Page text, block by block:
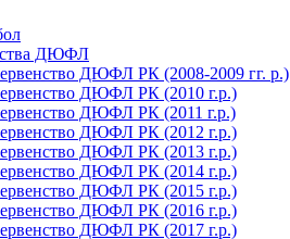
ДЮФЛ
ДЮФЛ РК (2008-2009 гг. р.)
ДЮФЛ РК (2010 г.р.)
ДЮФЛ РК (2011 г.р.)
ДЮФЛ РК (2012 г.р.)
ДЮФЛ РК (2013 г.р.)
ДЮФЛ РК (2014 г.р.)
ДЮФЛ РК (2015 г.р.)
ДЮФЛ РК (2016 г.р.)
ДЮФЛ РК (2017 г.р.)